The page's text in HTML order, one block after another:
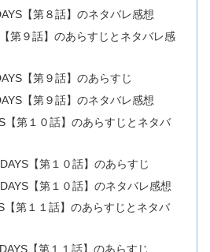
【第８話】のネタバレ感想
第９話】のあらすじとネタバレ感
【第９話】のあらすじ
【第９話】のネタバレ感想
【第１０話】のあらすじとネタバ
【第１０話】のあらすじ
【第１０話】のネタバレ感想
【第１１話】のあらすじとネタバ
【第１１話】のあらすじ